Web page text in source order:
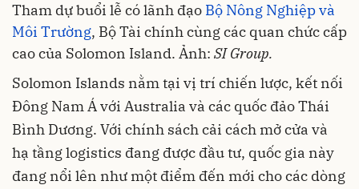
Tham dự buổi lễ có lãnh đạo Bộ Nông Nghiệp và
Môi Trường, Bộ Tài chính cùng các quan chức cấp
cao của Solomon Island. Ảnh: SI Group.
Solomon Islands nằm tại vị trí chiến lược, kết nối
Đông Nam Á với Australia và các quốc đảo Thái
Bình Dương. Với chính sách cải cách mở cửa và
hạ tầng logistics đang được đầu tư, quốc gia này
đang nổi lên như một điểm đến mới cho các dòng